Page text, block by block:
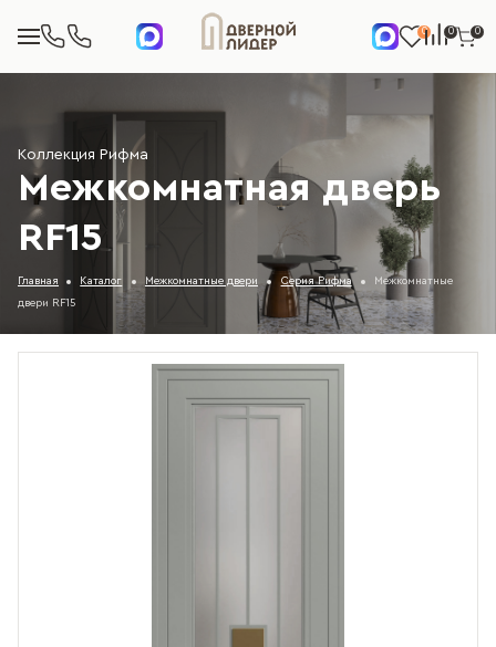
0 0 0
Коллекция Рифма
Межкомнатная дверь
RF15
Главная Каталог Межкомнатные двери Серия Рифма
Межкомнатные
двери RF15